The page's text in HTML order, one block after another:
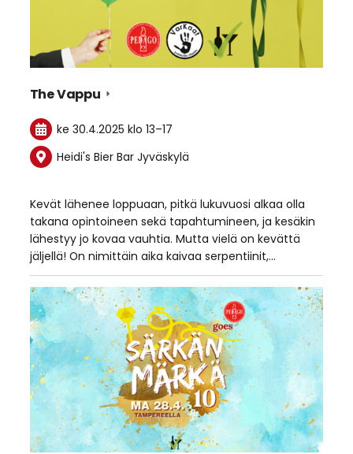
The Vappu
ke 30.4.2025klo 13–17
Heidi's Bier Bar Jyväskylä
Kevät lähenee loppuaan, pitkä lukuvuosi alkaa olla
takana opintoineen sekä tapahtumineen, ja kesäkin
lähestyy jo kovaa vauhtia. Mutta vielä on kevättä
jäljellä! On nimittäin aika kaivaa serpentiinit,…